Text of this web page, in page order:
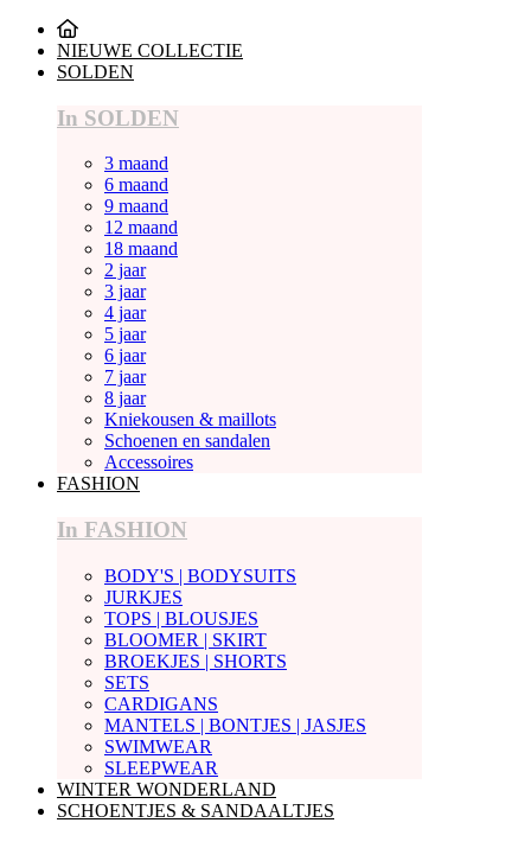
NIEUWE COLLECTIE
SOLDEN
In SOLDEN
3 maand
6 maand
9 maand
12 maand
18 maand
2 jaar
3 jaar
4 jaar
5 jaar
6 jaar
7 jaar
8 jaar
Kniekousen & maillots
Schoenen en sandalen
Accessoires
FASHION
In FASHION
BODY'S | BODYSUITS
JURKJES
TOPS | BLOUSJES
BLOOMER | SKIRT
BROEKJES | SHORTS
SETS
CARDIGANS
MANTELS | BONTJES | JASJES
SWIMWEAR
SLEEPWEAR
WINTER WONDERLAND
SCHOENTJES & SANDAALTJES